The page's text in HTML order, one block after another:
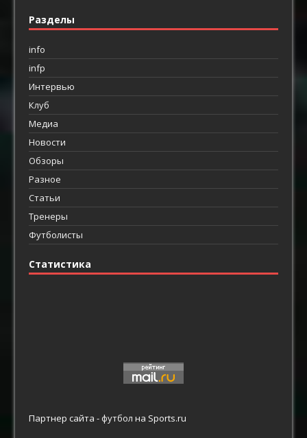
Разделы
info
infp
Интервью
Клуб
Медиа
Новости
Обзоры
Разное
Статьи
Тренеры
Футболисты
Статистика
Партнер сайта -футбол на Sports.ru